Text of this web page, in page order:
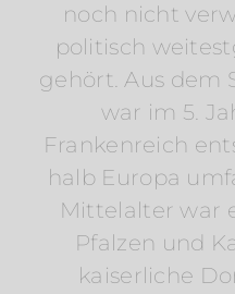
noch nicht
politisch
gehört. Aus dem
war im 5.
Frankenreich
halb Europa
Mittelalter war
Pfalzen und
kaiserliche